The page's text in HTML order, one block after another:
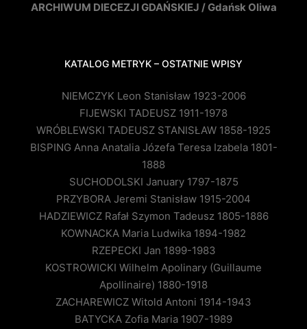
ARCHIWUM DIECEZJI GDAŃSKIEJ / Gdańsk Oliwa
KATALOG METRYK – OSTATNIE WPISY
NIEMCZYK Leon Stanisław 1923-2006
FIJEWSKI TADEUSZ 1911-1978
WRÓBLEWSKI TADEUSZ STANISŁAW 1858-1925
BISPING Anna Anatalia Józefa Teresa Izabela 1801-
1888
SUCHODOLSKI January 1797-1875
PRZYBORA Jeremi Stanisław 1915-2004
HADZIEWICZ Rafał Szymon Tadeusz 1805-1886
KOWNACKA Maria Ludwika 1894-1982
RZEPECKI Jan 1899-1983
KOSTROWICKI Wilhelm Apolinary (Guillaume
Apollinaire) 1880-1918
ZACHAREWICZ Witold Antoni 1914-1943
BATYCKA Zofia Maria 1907-1989